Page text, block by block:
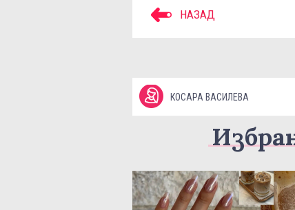
НАЗАД
КОСАРА ВАСИЛЕВА